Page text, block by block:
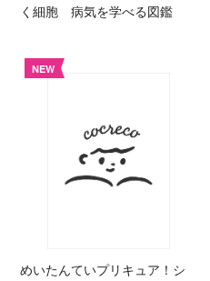
く細胞 病気を学べる図鑑
NEW
めいたんていプリキュア！シ